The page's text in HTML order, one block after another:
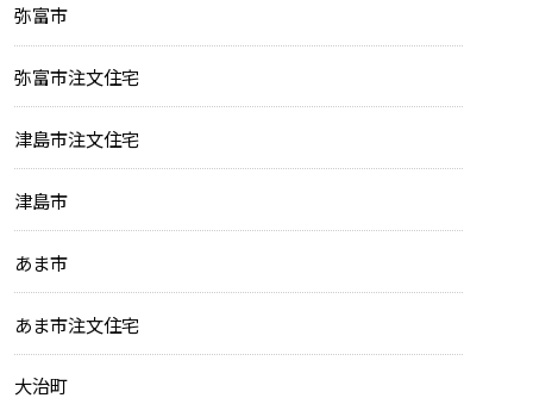
弥富市
弥富市注文住宅
津島市注文住宅
津島市
あま市
あま市注文住宅
大治町